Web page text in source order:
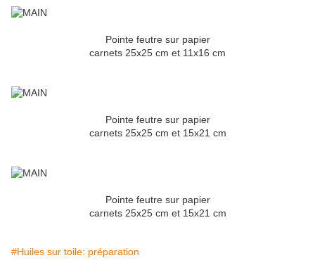
Pointe feutre sur papier
carnets 25x25 cm et 11x16 cm
Pointe feutre sur papier
carnets 25x25 cm et 15x21 cm
Pointe feutre sur papier
carnets 25x25 cm et 15x21 cm
#Huiles sur toile: préparation